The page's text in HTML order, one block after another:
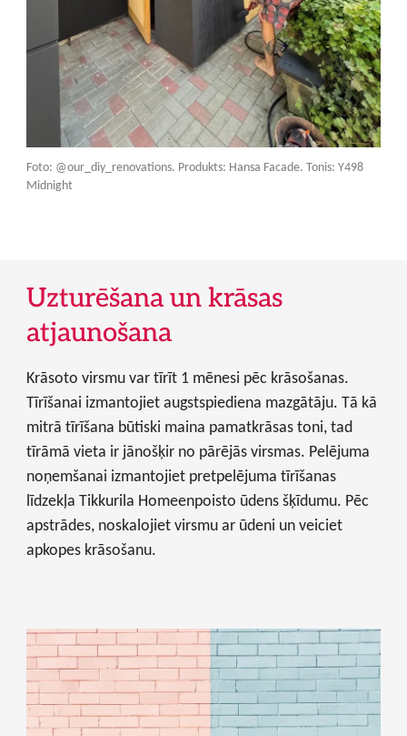
Foto: @our_diy_renovations. Produkts: Hansa Facade. Tonis: Y498
Midnight
Uzturēšana un krāsas
atjaunošana
Krāsoto virsmu var tīrīt 1 mēnesi pēc krāsošanas.
Tīrīšanai izmantojiet augstspiediena mazgātāju. Tā kā
mitrā tīrīšana būtiski maina pamatkrāsas toni, tad
tīrāmā vieta ir jānošķir no pārējās virsmas. Pelējuma
noņemšanai izmantojiet pretpelējuma tīrīšanas
līdzekļa Tikkurila Homeenpoisto ūdens šķīdumu. Pēc
apstrādes, noskalojiet virsmu ar ūdeni un veiciet
apkopes krāsošanu.